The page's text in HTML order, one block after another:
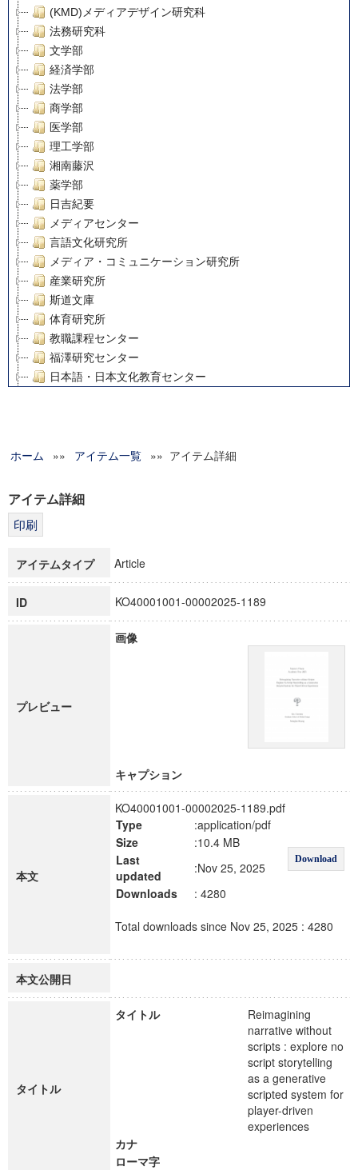
(KMD)メディアデザイン研究科
法務研究科
文学部
経済学部
法学部
商学部
医学部
理工学部
湘南藤沢
薬学部
日吉紀要
メディアセンター
言語文化研究所
メディア・コミュニケーション研究所
産業研究所
斯道文庫
体育研究所
教職課程センター
福澤研究センター
日本語・日本文化教育センター
グローバルリサーチインスティテュート
科学研究費補助金研究成果報告書
博士課程教育リーディングプログラム「超成熟社会発展のサ
ホーム »» アイテム一覧 »» アイテム詳細
アイテム詳細
アイテムタイプ Article
ID KO40001001-00002025-1189
プレビュー
画像
キャプション
本文
KO40001001-00002025-1189.pdf
Type
:application/pdf
Download
Size
:10.4 MB
Last
updated
:Nov 25, 2025
Downloads
: 4280
Total downloads since Nov 25, 2025 : 4280
本文公開日
タイトル
タイトル
Reimagining
narrative without
scripts : explore no
script storytelling
as a generative
scripted system for
player-driven
experiences
カナ
ローマ字